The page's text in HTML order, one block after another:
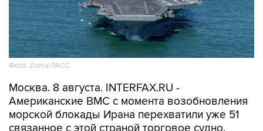
Фото: Zuma\ТАСС
Москва. 8 августа. INTERFAX.RU -
Американские ВМС с момента возобновления
морской блокады Ирана перехватили уже 51